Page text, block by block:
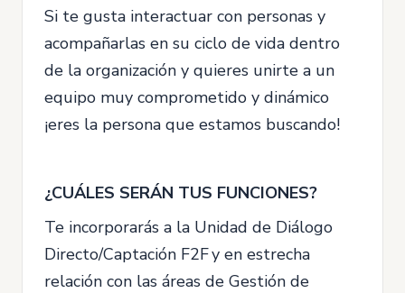
Si te gusta interactuar con personas y
acompañarlas en su ciclo de vida dentro
de la organización y quieres unirte a un
equipo muy comprometido y dinámico
¡eres la persona que estamos buscando!
¿CUÁLES SERÁN TUS FUNCIONES?
Te incorporarás a la Unidad de Diálogo
Directo/Captación F2F y en estrecha
relación con las áreas de Gestión de